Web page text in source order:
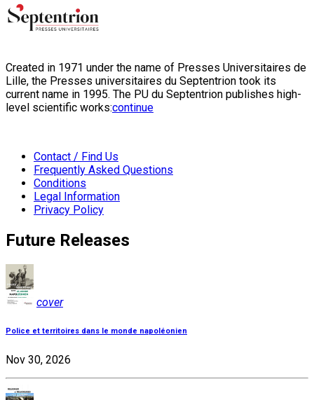
Created in 1971 under the name of Presses Universitaires de
Lille, the Presses universitaires du Septentrion took its
current name in 1995. The PU du Septentrion publishes high-
level scientific works:continue
Contact / Find Us
Frequently Asked Questions
Conditions
Legal Information
Privacy Policy
Future Releases
cover
Police et territoires dans le monde napoléonien
Nov 30, 2026